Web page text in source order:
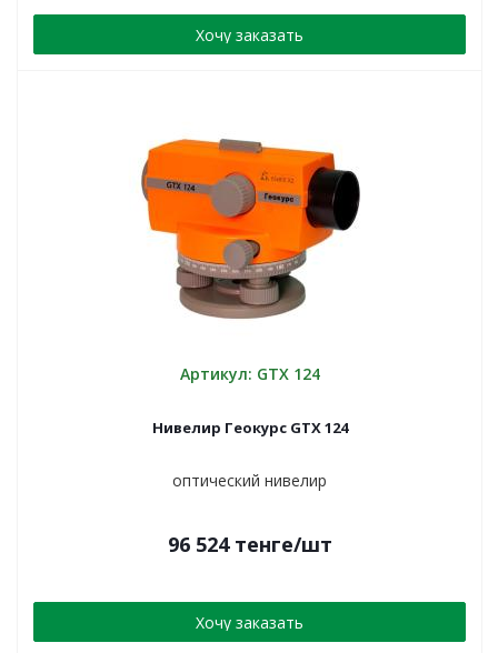
Хочу заказать
Артикул: GTX 124
Нивелир Геокурс GTX 124
оптический нивелир
96 524тенге/шт
Хочу заказать